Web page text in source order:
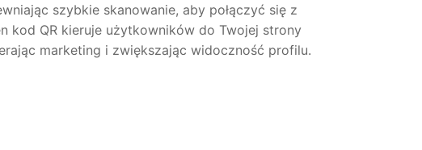
szybkie skanowanie, aby połączyć się z
kod QR kieruje użytkowników do Twojej strony
marketing i zwiększając widoczność profilu.